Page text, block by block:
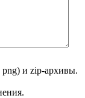
и zip-архивы.